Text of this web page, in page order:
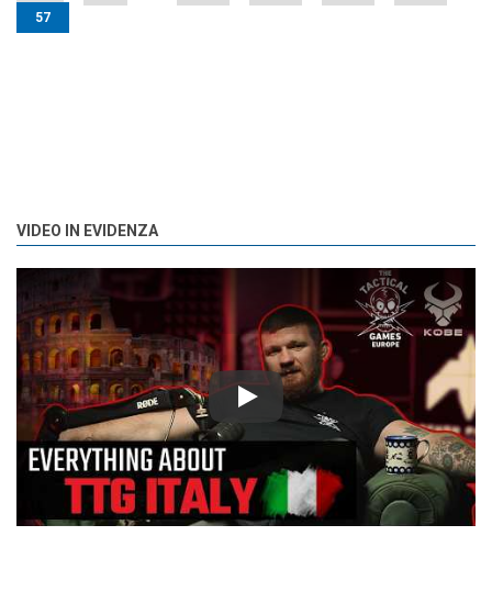
57
VIDEO IN EVIDENZA
Play